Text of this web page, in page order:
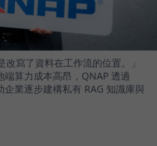
改寫了資料在工作流的位置。」
算力成本高昂，QNAP 透過
企業逐步建構私有 RAG 知識庫與